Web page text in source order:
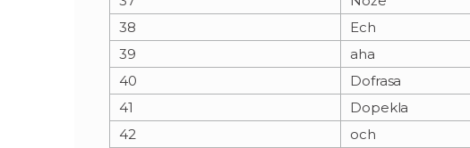
38
Ech
39
aha
40
Dofrasa
41
Dopekla
42
och